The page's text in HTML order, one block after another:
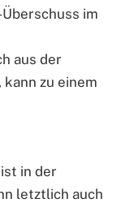
im
aus der
zu einem
in der
letztlich auch